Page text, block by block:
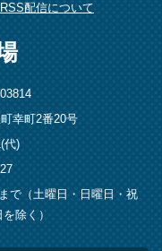
RSS配信について
幸町2番20号
代)
で（土曜日・日曜日・祝
除く）